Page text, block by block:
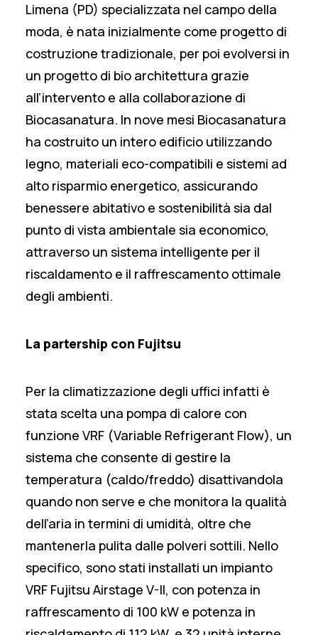
Limena (PD) specializzata nel campo della
moda, è nata inizialmente come progetto di
costruzione tradizionale, per poi evolversi in
un progetto di bio architettura grazie
all’intervento e alla collaborazione di
Biocasanatura. In nove mesi Biocasanatura
ha costruito un intero edificio utilizzando
legno, materiali eco-compatibili e sistemi ad
alto risparmio energetico, assicurando
benessere abitativo e sostenibilità sia dal
punto di vista ambientale sia economico,
attraverso un sistema intelligente per il
riscaldamento e il raffrescamento ottimale
degli ambienti.
La partership con Fujitsu
Per la climatizzazione degli uffici infatti è
stata scelta una pompa di calore con
funzione VRF (Variable Refrigerant Flow), un
sistema che consente di gestire la
temperatura (caldo/freddo) disattivandola
quando non serve e che monitora la qualità
dell’aria in termini di umidità, oltre che
mantenerla pulita dalle polveri sottili. Nello
specifico, sono stati installati un impianto
VRF Fujitsu Airstage V-II, con potenza in
raffrescamento di 100 kW e potenza in